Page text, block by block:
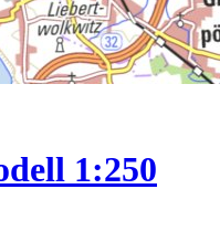
1:250